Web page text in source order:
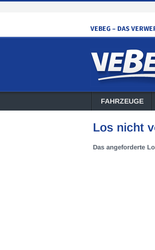
FAHRZEUGE
Los nicht
Das angeforderte